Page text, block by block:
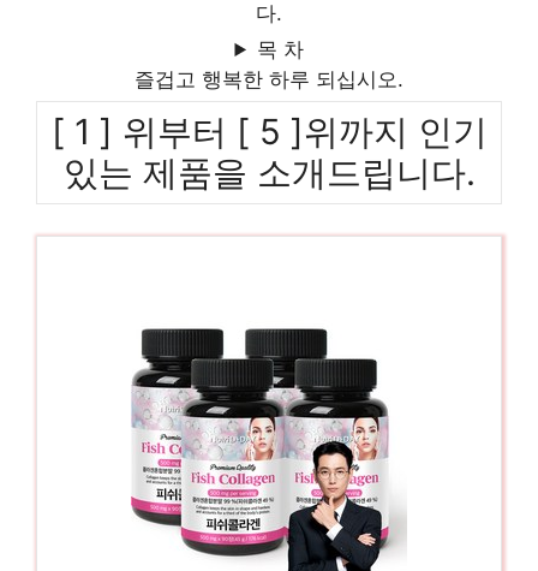
다.
목 차
즐겁고 행복한 하루 되십시오.
[ 1 ] 위부터 [ 5 ]위까지 인기
있는 제품을 소개드립니다.